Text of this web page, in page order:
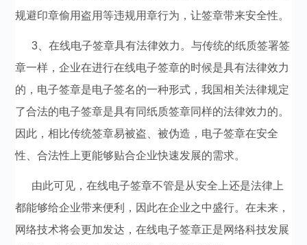
规避印章偷用盗用等违规用章行为，让签章带来安全性。
3、在线电子签章具有法律效力。与传统的纸质签署签
章一样，企业在进行在线电子签章的时候是具有法律效力
的，电子签章是电子签名的一种形式，我国相关法律规定
了合法的电子签章是具有同纸质签章同样的法律效力的。
因此，相比传统签章易被盗、被伪造，电子签章在安全
性、合法性上更能够贴合企业快速发展的需求。
由此可见，在线电子签章不管是从安全上还是法律上
都能够给企业带来便利，因此在企业之中盛行。在未来，
网络技术将会更加发达，在线电子签章正是网络科技发展